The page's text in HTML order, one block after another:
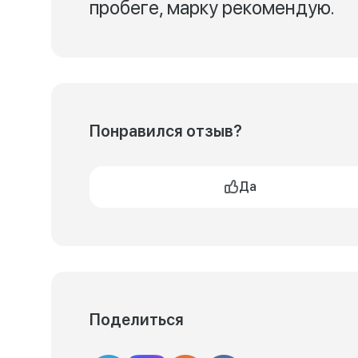
пробеге, марку рекомендую.
Понравился отзыв?
Да
Поделиться